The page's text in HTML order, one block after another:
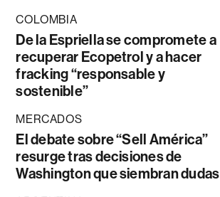
COLOMBIA
De la Espriella se compromete a
recuperar Ecopetrol y a hacer
fracking “responsable y
sostenible”
MERCADOS
El debate sobre “Sell América”
resurge tras decisiones de
Washington que siembran dudas